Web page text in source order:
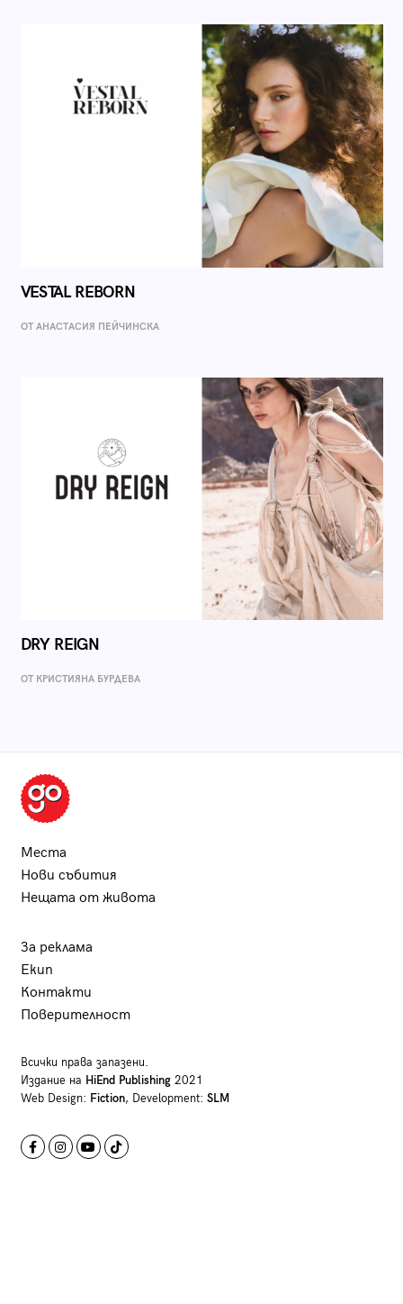
VESTAL REBORN
ОТ AНАСТАСИЯ ПЕЙЧИНСКА
DRY REIGN
ОТ КРИСТИЯНА БУРДЕВА
Места
Нови събития
Нещата от живота
За реклама
Екип
Контакти
Поверителност
Всички права запазени.
Издание на HiEnd Publishing2021
Web Design: Fiction, Development: SLM